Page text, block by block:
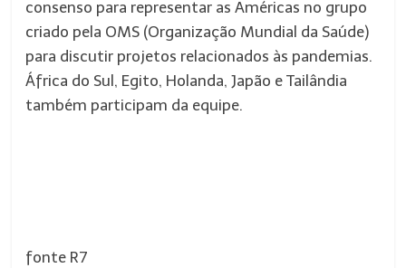
consenso para representar as Américas no grupo
criado pela OMS (Organização Mundial da Saúde)
para discutir projetos relacionados às pandemias.
África do Sul, Egito, Holanda, Japão e Tailândia
também participam da equipe.
fonte R7